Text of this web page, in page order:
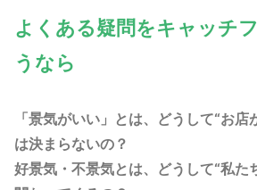
よくある疑問をキャッチ
うなら
「景気がいい」とは、どうして“お
は決まらないの？
好景気・不景気とは、どうして“私た